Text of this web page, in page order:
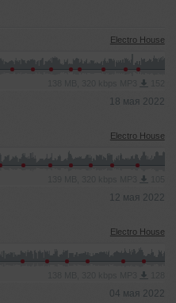
Electro House
18 мая 2022
Electro House
12 мая 2022
Electro House
04 мая 2022